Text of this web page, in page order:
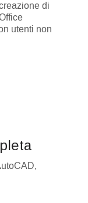
di
utenti non